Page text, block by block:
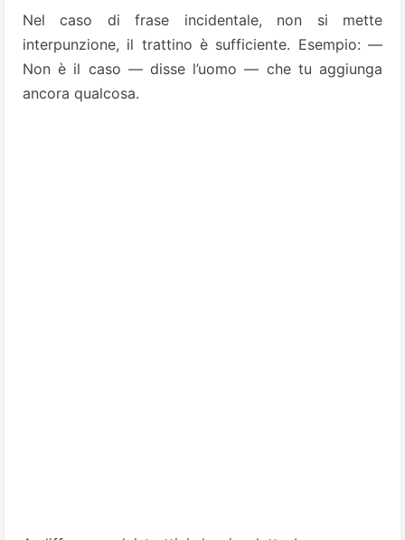
Nel caso di frase incidentale, non si mette
interpunzione, il trattino è sufficiente. Esempio: —
Non è il caso — disse l’uomo — che tu aggiunga
ancora qualcosa.